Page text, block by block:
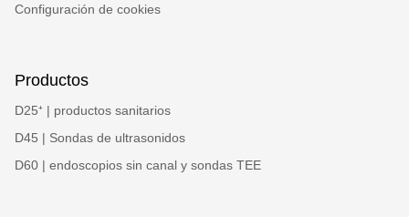
Configuración de cookies
Productos
D25⁺ | productos sanitarios
D45 | Sondas de ultrasonidos
D60 | endoscopios sin canal y sondas TEE